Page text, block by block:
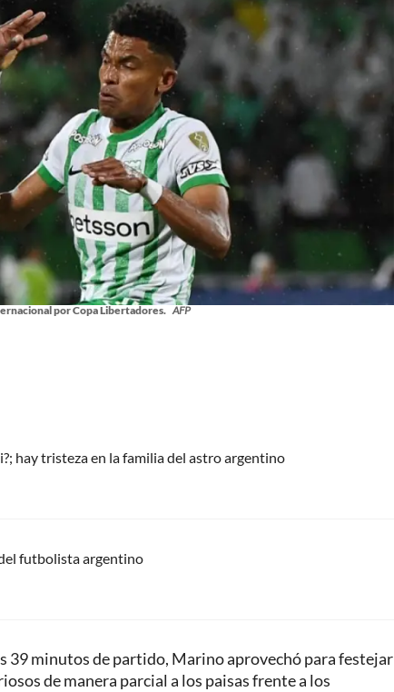
por Copa Libertadores. AFP
hay tristeza en la familia del astro argentino
futbolista argentino
39 minutos de partido, Marino aprovechó para festejar
de manera parcial a los paisas frente a los